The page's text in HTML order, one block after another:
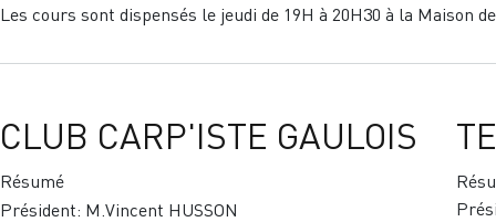
Les cours sont dispensés le jeudi de 19H à 20H30 à la Maison
CLUB CARP'ISTE GAULOIS
Résumé
Président: M.Vincent HUSSON